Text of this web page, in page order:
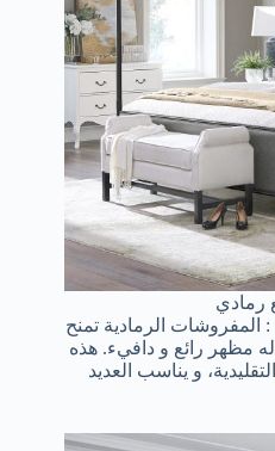
رمادي
الرمادية تمنح
مظهر رائع و دافيء. هذه
و يناسب العديد